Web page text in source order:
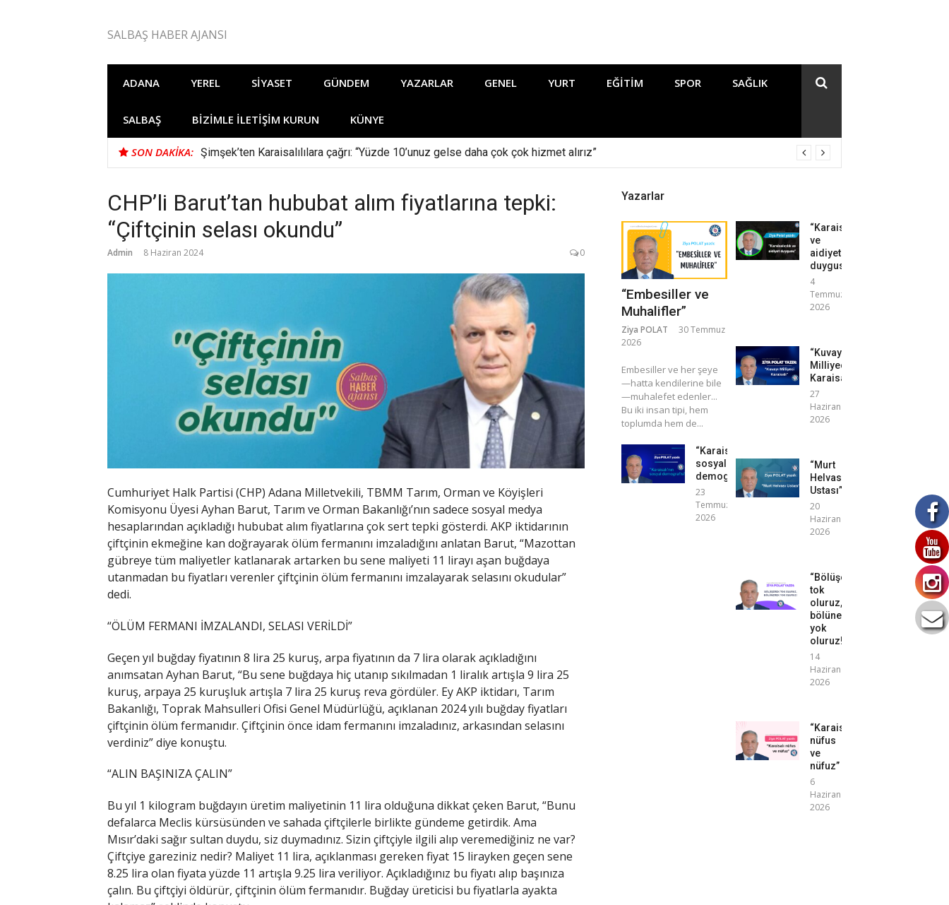
SALBAŞ HABER AJANSI
ADANA YEREL SIYASET GÜNDEM YAZARLAR GENEL YURT EĞITIM SPOR SAĞLIK
SALBAŞ BIZIMLE İLETIŞIM KURUN KÜNYE
SON DAKIKA: Şimşek’ten Karaisalılılara çağrı: “Yüzde 10’unuz gelse daha çok çok hizmet alırız”
CHP’li Barut’tan hububat alım fiyatlarına tepki:
“Çiftçinin selası okundu”
Admin 8 Haziran 2024 0
Cumhuriyet Halk Partisi (CHP) Adana Milletvekili, TBMM Tarım, Orman ve Köyişleri
Komisyonu Üyesi Ayhan Barut, Tarım ve Orman Bakanlığı’nın sadece sosyal medya
hesaplarından açıkladığı hububat alım fiyatlarına çok sert tepki gösterdi. AKP iktidarının
çiftçinin ekmeğine kan doğrayarak ölüm fermanını imzaladığını anlatan Barut, “Mazottan
gübreye tüm maliyetler katlanarak artarken bu sene maliyeti 11 lirayı aşan buğdaya
utanmadan bu fiyatları verenler çiftçinin ölüm fermanını imzalayarak selasını okudular”
dedi.
“ÖLÜM FERMANI İMZALANDI, SELASI VERİLDİ”
Geçen yıl buğday fiyatının 8 lira 25 kuruş, arpa fiyatının da 7 lira olarak açıkladığını
anımsatan Ayhan Barut, “Bu sene buğdaya hiç utanıp sıkılmadan 1 liralık artışla 9 lira 25
kuruş, arpaya 25 kuruşluk artışla 7 lira 25 kuruş reva gördüler. Ey AKP iktidarı, Tarım
Bakanlığı, Toprak Mahsulleri Ofisi Genel Müdürlüğü, açıklanan 2024 yılı buğday fiyatları
çiftçinin ölüm fermanıdır. Çiftçinin önce idam fermanını imzaladınız, arkasından selasını
verdiniz” diye konuştu.
“ALIN BAŞINIZA ÇALIN”
Bu yıl 1 kilogram buğdayın üretim maliyetinin 11 lira olduğuna dikkat çeken Barut, “Bunu
defalarca Meclis kürsüsünden ve sahada çiftçilerle birlikte gündeme getirdik. Ama
Mısır’daki sağır sultan duydu, siz duymadınız. Sizin çiftçiyle ilgili alıp veremediğiniz ne var?
Çiftçiye gareziniz nedir? Maliyet 11 lira, açıklanması gereken fiyat 15 lirayken geçen sene
8.25 lira olan fiyata yüzde 11 artışla 9.25 lira veriliyor. Açıkladığınız bu fiyatı alıp başınıza
çalın. Bu çiftçiyi öldürür, çiftçinin ölüm fermanıdır. Buğday üreticisi bu fiyatlarla ayakta
Yazarlar
“Embesiller ve
Muhalifler”
Ziya POLAT
30 Temmuz
2026
​Embesiller ve her şeye
—hatta kendilerine bile
—muhalefet edenler...
Bu iki insan tipi, hem
toplumda hem de...
“Karaisalı’nın
sosyal
demografisi”
23
Temmuz
2026
“Karaisalıcılık
ve
aidiyet
duygusu”
4
Temmuz
2026
“Kuvayı
Milliyeci
Karaisalı”
27
Haziran
2026
“Murt
Helvası
Ustası”
20
Haziran
2026
“Bölüşerek
tok
oluruz,
bölünerek
yok
oluruz!”
14
Haziran
2026
“Karaisalı
nüfus
ve
nüfuz”
6
Haziran
2026